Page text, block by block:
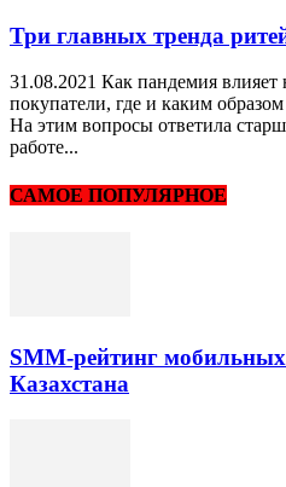
Три главных тренда
31.08.2021 Как пандемия влияет
покупатели, где и каким
На этим вопросы ответила
работе...
САМОЕ ПОПУЛЯРНОЕ
SMM-рейтинг
Казахстана